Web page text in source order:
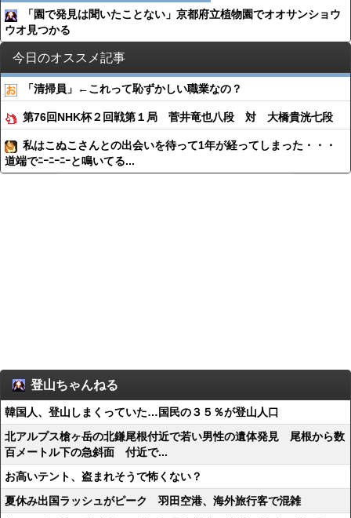
「園で発見は聞いたことない」京都府立植物園でオオサンショウ
ウオ見つかる
今日のオススメ記事
「清掃員」←これって恥ずかしい職業なの？
第76回NHK杯２回戦第１局 菅井竜也八段 対 大橋貴洸七段
私はこぬこさんとの出会いを待って1年が経ってしまった・・・
道端でﾆｰﾆｰﾆｰと鳴いてる...
登山ちゃんねる
韓国人、登山しまくっていた…国民の３５％が登山人口
北アルプス槍ヶ岳の北鎌尾根付近で若い男性の遺体発見 尾根から数
百メートル下の急斜面 付近で...
お高いテント、盗まれそうで怖くない？
夏休み出国ラッシュがピーク 羽田空港、海外旅行客で混雑